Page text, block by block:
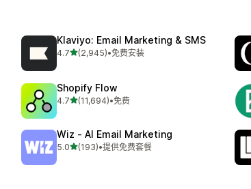
Klaviyo: Email Marketing & SMS
4.7星（满分 5 星）
(2,945)
总共 2945 条评论
•免费安装
Shopify Flow
4.7星（满分 5 星）
(11,694)
总共 11694 条评论
•免费
Wiz ‑ AI Email Marketing
5.0星（满分 5 星）
(193)
总共 193 条评论
•提供免费套餐